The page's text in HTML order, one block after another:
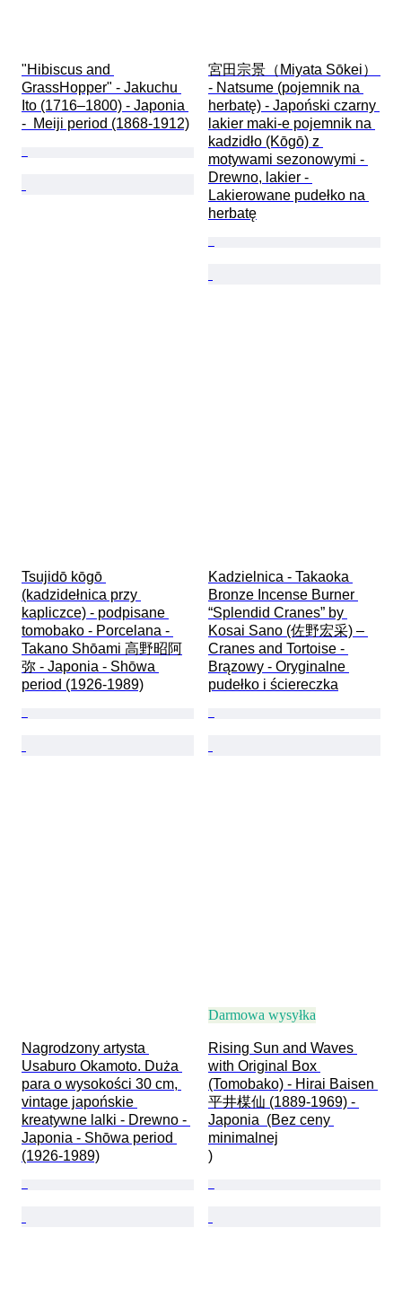
"Hibiscus and
GrassHopper" - Jakuchu
Ito (1716–1800) - Japonia
-  Meiji period (1868-1912)
宮田宗景（Miyata Sōkei）
- Natsume (pojemnik na
herbatę) - Japoński czarny
lakier maki-e pojemnik na
kadzidło (Kōgō) z
motywami sezonowymi -
Drewno, lakier -
Lakierowane pudełko na
herbatę
Tsujidō kōgō
(kadzidełnica przy
kapliczce) - podpisane
tomobako - Porcelana -
Takano Shōami 高野昭阿
弥 - Japonia - Shōwa
period (1926-1989)
Kadzielnica - Takaoka
Bronze Incense Burner
“Splendid Cranes” by
Kosai Sano (佐野宏采) –
Cranes and Tortoise -
Brązowy - Oryginalne
pudełko i ściereczka
Nagrodzony artysta
Usaburo Okamoto. Duża
para o wysokości 30 cm,
vintage japońskie
kreatywne lalki - Drewno -
Japonia - Shōwa period
(1926-1989)
Darmowa wysyłka
Rising Sun and Waves
with Original Box
(Tomobako) - Hirai Baisen
平井楳仙 (1889-1969) -
Japonia  (Bez ceny
minimalnej
)